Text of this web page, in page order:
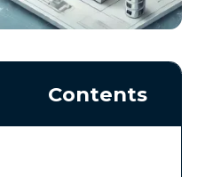
Contents